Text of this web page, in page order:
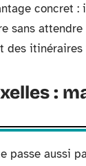
concret
sans
des
:
passe aussi